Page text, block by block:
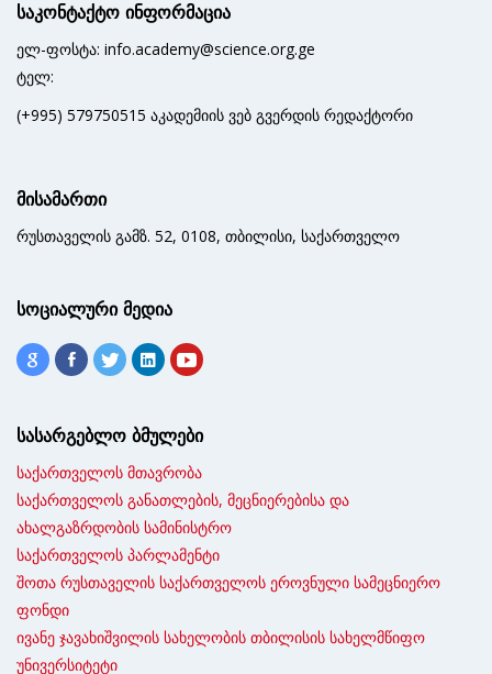
საკონტაქტო ინფორმაცია
ელ-ფოსტა: info.academy@science.org.ge
ტელ:
(+995) 579750515 აკადემიის ვებ გვერდის რედაქტორი
მისამართი
რუსთაველის გამზ. 52, 0108, თბილისი, საქართველო
სოციალური მედია
სასარგებლო ბმულები
საქართველოს მთავრობა
საქართველოს განათლების, მეცნიერებისა და
ახალგაზრდობის სამინისტრო
საქართველოს პარლამენტი
შოთა რუსთაველის საქართველოს ეროვნული სამეცნიერო
ფონდი
ივანე ჯავახიშვილის სახელობის თბილისის სახელმწიფო
უნივერსიტეტი